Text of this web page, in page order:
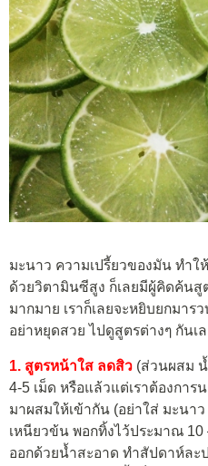
มะนาว ความเปรี้ยวของมัน ทำใ
ด้วยวิตามินซีสูง ก็เลยมีผู้คิดค้น
มากมาย เราก็เลยจะหยิบยกมา
อย่าหยุดสวย ไปดูสูตรต่างๆ กันเ
1. สูตรหน้าใส ลดสิว (ส่วนผสม
4-5 เม็ด หรือแล้วแต่เราต้องกา
มาผสมให้เข้ากัน (อย่าใส่ มะนา
เหนียวข้น พอกทิ้งไว้ประมาณ
ออกด้วยน้ำสะอาด ทำสัปดาห์ละ